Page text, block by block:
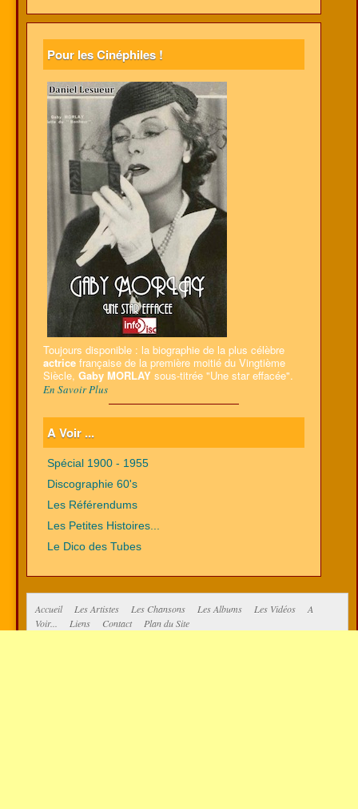
Pour les Cinéphiles !
Toujours disponible : la biographie de la plus célèbre
actrice française de la première moitié du Vingtième
Siècle, Gaby MORLAY sous-titrée "Une star effacée".
En Savoir Plus
A Voir ...
Spécial 1900 - 1955
Discographie 60's
Les Référendums
Les Petites Histoires...
Le Dico des Tubes
Accueil Les Artistes Les Chansons Les Albums Les Vidéos
A
Voir...
Liens Contact Plan du Site